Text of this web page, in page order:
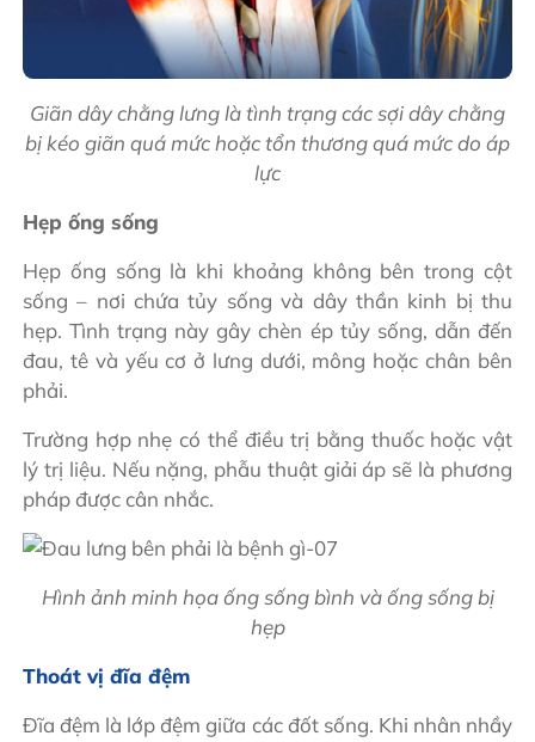
Giãn dây chằng lưng là tình trạng các sợi dây chằng
bị kéo giãn quá mức hoặc tổn thương quá mức do áp
lực
Hẹp ống sống
Hẹp ống sống là khi khoảng không bên trong cột
sống – nơi chứa tủy sống và dây thần kinh bị thu
hẹp. Tình trạng này gây chèn ép tủy sống, dẫn đến
đau, tê và yếu cơ ở lưng dưới, mông hoặc chân bên
phải.
Trường hợp nhẹ có thể điều trị bằng thuốc hoặc vật
lý trị liệu. Nếu nặng, phẫu thuật giải áp sẽ là phương
pháp được cân nhắc.
Hình ảnh minh họa ống sống bình và ống sống bị
hẹp
Thoát vị đĩa đệm
Đĩa đệm là lớp đệm giữa các đốt sống. Khi nhân nhầy